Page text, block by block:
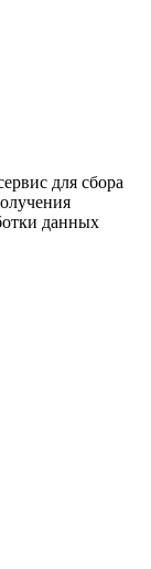
для сбора
данных